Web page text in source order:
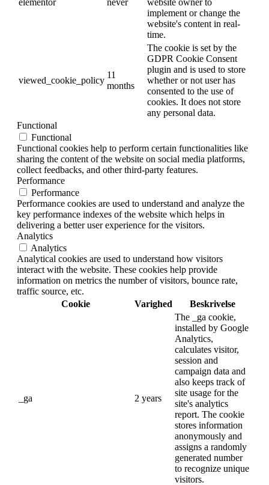
implement or change the
website's content in real-
time.
viewed_cookie_policy
11
months
The cookie is set by the
GDPR Cookie Consent
plugin and is used to store
whether or not user has
consented to the use of
cookies. It does not store
any personal data.
Functional
Functional
Functional cookies help to perform certain functionalities like
sharing the content of the website on social media platforms,
collect feedbacks, and other third-party features.
Performance
Performance
Performance cookies are used to understand and analyze the
key performance indexes of the website which helps in
delivering a better user experience for the visitors.
Analytics
Analytics
Analytical cookies are used to understand how visitors
interact with the website. These cookies help provide
information on metrics the number of visitors, bounce rate,
traffic source, etc.
Cookie
Varighed Beskrivelse
_ga 2 years
The _ga cookie,
installed by Google
Analytics,
calculates visitor,
session and
campaign data and
also keeps track of
site usage for the
site's analytics
report. The cookie
stores information
anonymously and
assigns a randomly
generated number
to recognize unique
visitors.